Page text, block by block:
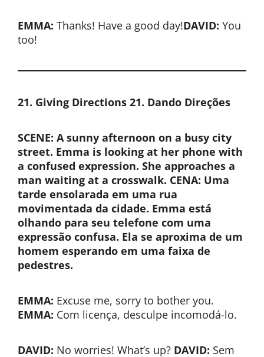
EMMA: Thanks! Have a good day!DAVID: You
too!
21. Giving Directions 21. Dando Direções
SCENE: A sunny afternoon on a busy city
street. Emma is looking at her phone with
a confused expression. She approaches a
man waiting at a crosswalk. CENA: Uma
tarde ensolarada em uma rua
movimentada da cidade. Emma está
olhando para seu telefone com uma
expressão confusa. Ela se aproxima de um
homem esperando em uma faixa de
pedestres.
EMMA: Excuse me, sorry to bother you.
EMMA: Com licença, desculpe incomodá-lo.
DAVID: No worries! What’s up? DAVID: Sem